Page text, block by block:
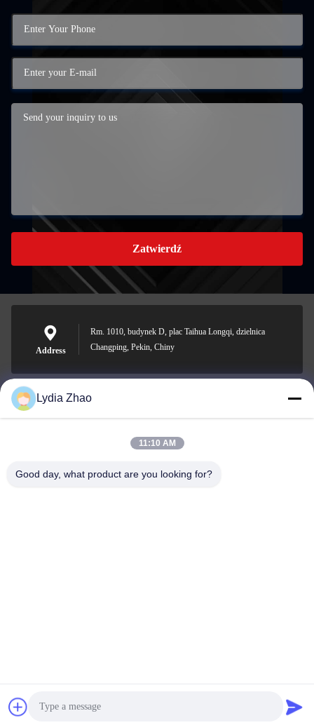
Zatwierdź
Address
Rm. 1010, budynek D, plac Taihua Longqi, dzielnica
Changping, Pekin, Chiny
jesingd@vip.sina.com
Beijing Oriens Technology Co., Ltd.
Lydia Zhao
11:10 AM
Good day, what product are you looking for?